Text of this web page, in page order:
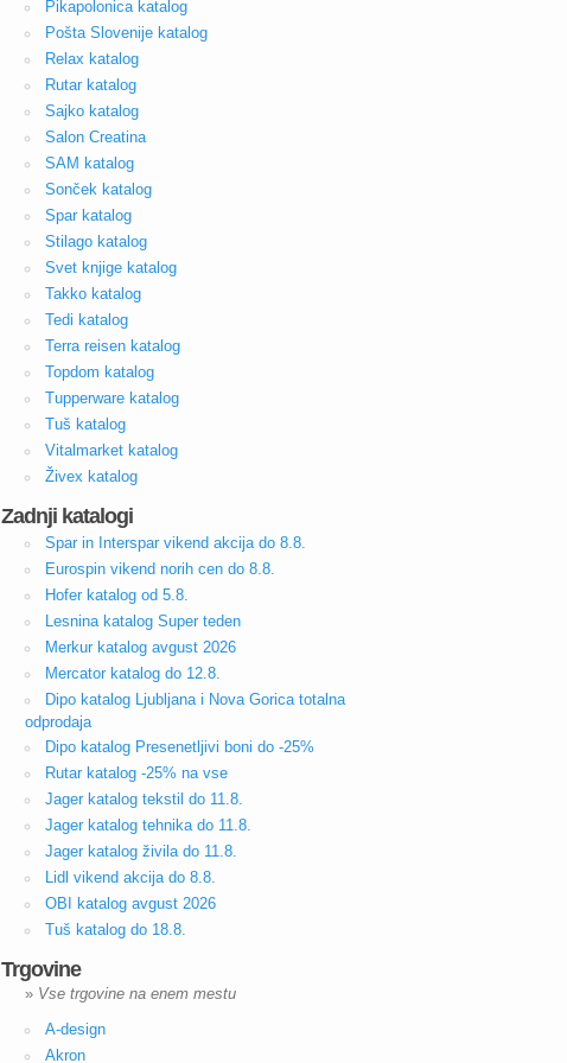
Pikapolonica katalog
Pošta Slovenije katalog
Relax katalog
Rutar katalog
Sajko katalog
Salon Creatina
SAM katalog
Sonček katalog
Spar katalog
Stilago katalog
Svet knjige katalog
Takko katalog
Tedi katalog
Terra reisen katalog
Topdom katalog
Tupperware katalog
Tuš katalog
Vitalmarket katalog
Živex katalog
Zadnji katalogi
Spar in Interspar vikend akcija do 8.8.
Eurospin vikend norih cen do 8.8.
Hofer katalog od 5.8.
Lesnina katalog Super teden
Merkur katalog avgust 2026
Mercator katalog do 12.8.
Dipo katalog Ljubljana i Nova Gorica totalna
odprodaja
Dipo katalog Presenetljivi boni do -25%
Rutar katalog -25% na vse
Jager katalog tekstil do 11.8.
Jager katalog tehnika do 11.8.
Jager katalog živila do 11.8.
Lidl vikend akcija do 8.8.
OBI katalog avgust 2026
Tuš katalog do 18.8.
Trgovine
» Vse trgovine na enem mestu
A-design
Akron